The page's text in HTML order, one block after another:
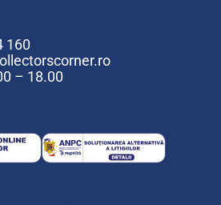
160
– 18.00